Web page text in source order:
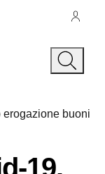
erogazione buoni
19.